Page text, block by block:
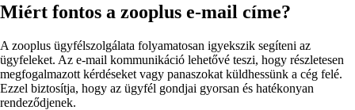
Miért fontos a zooplus e-mail címe?
A zooplus ügyfélszolgálata folyamatosan igyekszik segíteni az
ügyfeleket. Az e-mail kommunikáció lehetővé teszi, hogy részletesen
megfogalmazott kérdéseket vagy panaszokat küldhessünk a cég felé.
Ezzel biztosítja, hogy az ügyfél gondjai gyorsan és hatékonyan
rendeződjenek.